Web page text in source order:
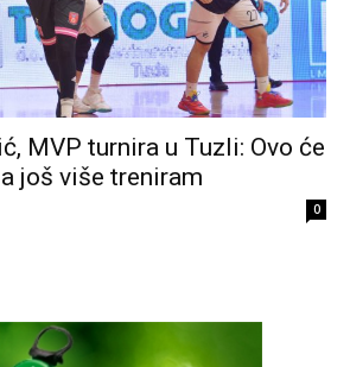
MVP turnira u Tuzli: Ovo će
još više treniram
0